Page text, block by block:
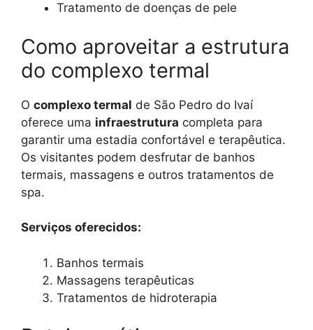
Tratamento de doenças de pele
Como aproveitar a estrutura
do complexo termal
O complexo termal de São Pedro do Ivaí
oferece uma infraestrutura completa para
garantir uma estadia confortável e terapêutica.
Os visitantes podem desfrutar de banhos
termais, massagens e outros tratamentos de
spa.
Serviços oferecidos:
Banhos termais
Massagens terapêuticas
Tratamentos de hidroterapia